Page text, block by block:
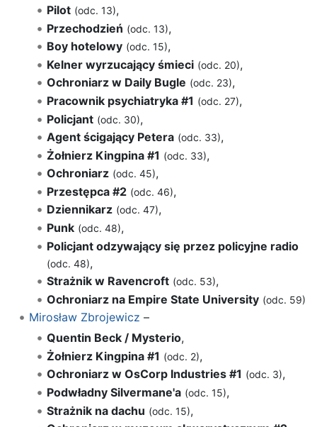
Pilot (odc. 13),
Przechodzień (odc. 13),
Boy hotelowy (odc. 15),
Kelner wyrzucający śmieci (odc. 20),
Ochroniarz w Daily Bugle (odc. 23),
Pracownik psychiatryka #1 (odc. 27),
Policjant (odc. 30),
Agent ścigający Petera (odc. 33),
Żołnierz Kingpina #1 (odc. 33),
Ochroniarz (odc. 45),
Przestępca #2 (odc. 46),
Dziennikarz (odc. 47),
Punk (odc. 48),
Policjant odzywający się przez policyjne radio
(odc. 48),
Strażnik w Ravencroft (odc. 53),
Ochroniarz na Empire State University (odc. 59)
Mirosław Zbrojewicz –
Quentin Beck / Mysterio,
Żołnierz Kingpina #1 (odc. 2),
Ochroniarz w OsCorp Industries #1 (odc. 3),
Podwładny Silvermane'a (odc. 15),
Strażnik na dachu (odc. 15),